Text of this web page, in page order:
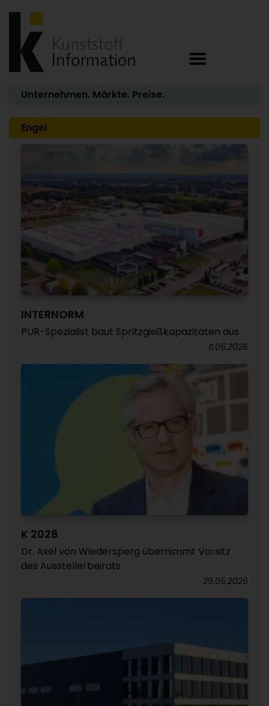
Unternehmen. Märkte. Preise.
Engel
INTERNORM
PUR-Spezialist baut Spritzgießkapazitäten aus
11.06.2026
K 2028
Dr. Axel von Wiedersperg übernimmt Vorsitz
des Ausstellerbeirats
29.05.2026